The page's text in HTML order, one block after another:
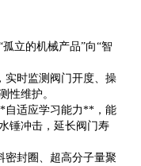
立的机械产品”向“智
时监测阀门开度、操
性维护。
适应学习能力**，能
锤冲击，延长阀门寿
封圈、超高分子量聚